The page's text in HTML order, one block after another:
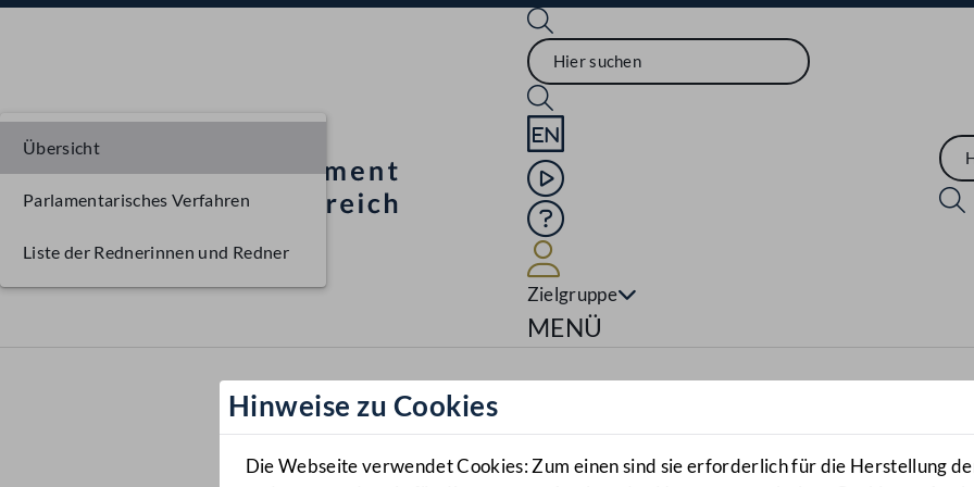
Sprache English
Mediathek
Hilfe
Zielgruppe
Navigationsmenü öffnen
MENÜ
Hinweise zu Cookies
Die Webseite verwendet Cookies: Zum einen sind sie erforderlich für die Herstellung
Übersicht
Parlamentarisches Verfahren
Liste der Rednerinnen und Redner